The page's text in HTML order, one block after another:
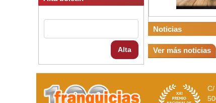
Alta
Noticias
Ver más noticias
C/